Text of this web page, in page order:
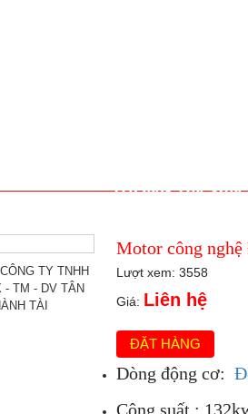
THÔNG TIN SẢN
Motor công
Lượt xem: 3558
Giá: Liên hệ
ĐẶT HÀNG
Dòng động cơ:
Công suất :